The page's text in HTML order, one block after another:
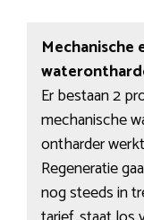
Mechanische
Er bestaan 2
mechanische
ontharder
Regeneratie
nog steeds in